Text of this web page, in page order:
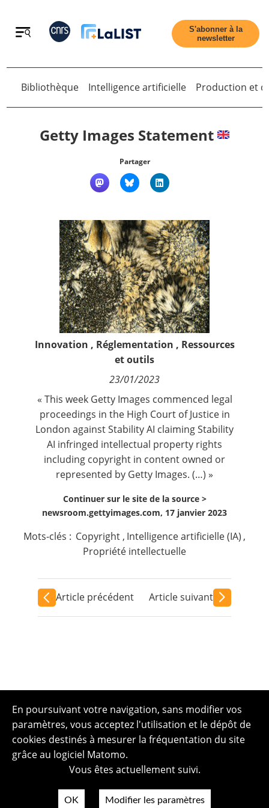
Retour
Qui sommes nous ?
Nous suivre
S'abonner à la
newsletter
Retour
Bibliothèque Intelligence artificielle Production et
Getty Images Statement
Partager
Innovation , Réglementation , Ressources
et outils
23/01/2023
« This week Getty Images commenced legal
proceedings in the High Court of Justice in
London against Stability AI claiming Stability
AI infringed intellectual property rights
including copyright in content owned or
represented by Getty Images. (…) »
Continuer sur le site de la source >
newsroom.gettyimages.com, 17 janvier 2023
Mots-clés : Copyright , Intelligence artificielle (IA) ,
Propriété intellectuelle
Article précédent Article suivant
En poursuivant votre navigation, sans modifier vos
paramètres, vous acceptez l'utilisation et le dépôt de
cookies destinés à mesurer la fréquentation du site
grâce au logiciel Matomo.
Vous êtes actuellement suivi.
OK Modifier les paramètres